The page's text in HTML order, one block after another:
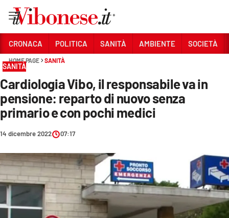
Sezioni
CRONACA
POLITICA
SOCIETÀ
CULTURA
ECONOMIA E LAVORO
CRONACA POLITICA SANITÀ AMBIENTE SOCIETÀ
HOME PAGE SANITÀ
SANITÀ
Cardiologia Vibo, il responsabile va in
pensione: reparto di nuovo senza
primario e con pochi medici
14 dicembre 2022 07:17